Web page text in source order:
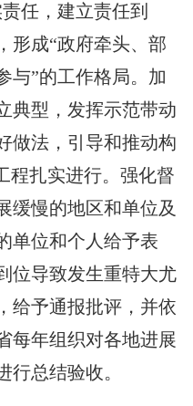
任，建立责任到
形成“政府牵头、部
与”的工作格局。加
典型，发挥示范带动
做法，引导和推动构
程扎实进行。强化督
缓慢的地区和单位及
单位和个人给予表
位导致发生重特大尤
给予通报批评，并依
每年组织对各地进展
行总结验收。